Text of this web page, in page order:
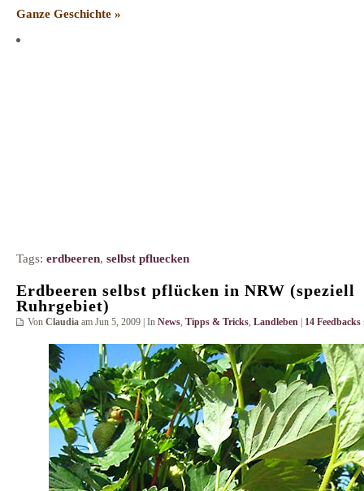
Ganze Geschichte »
Tags: erdbeeren, selbst pfluecken
Erdbeeren selbst pflücken in NRW (speziell
Ruhrgebiet)
Von Claudia am Jun 5, 2009 | In News, Tipps & Tricks, Landleben 14 Feedbacks